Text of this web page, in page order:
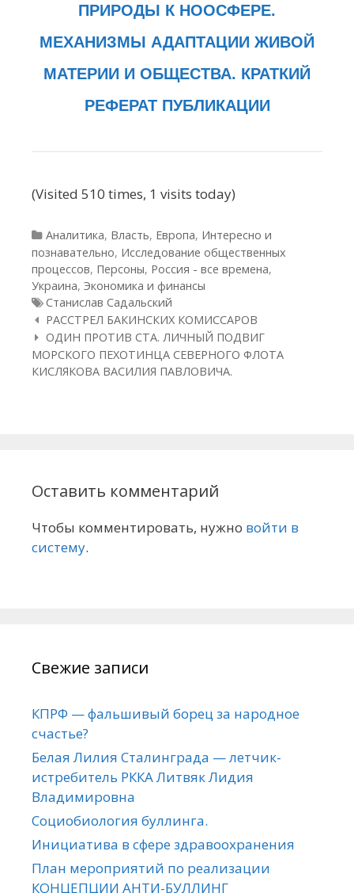
ПРИРОДЫ К НООСФЕРЕ.
МЕХАНИЗМЫ АДАПТАЦИИ ЖИВОЙ
МАТЕРИИ И ОБЩЕСТВА. КРАТКИЙ
РЕФЕРАТ ПУБЛИКАЦИИ
(Visited 510 times, 1 visits today)
Рубрики
Аналитика, Власть, Европа, Интересно и
познавательно, Исследование общественных
процессов, Персоны, Россия - все времена,
Украина, Экономика и финансы
Метки
Станислав Садальский
Навигация по статьям
РАССТРЕЛ БАКИНСКИХ КОМИССАРОВ
ОДИН ПРОТИВ СТА. ЛИЧНЫЙ ПОДВИГ
МОРСКОГО ПЕХОТИНЦА СЕВЕРНОГО ФЛОТА
КИСЛЯКОВА ВАСИЛИЯ ПАВЛОВИЧА.
Оставить комментарий
Чтобы комментировать, нужно войти в
систему.
Свежие записи
КПРФ — фальшивый борец за народное
счастье?
Белая Лилия Сталинграда — летчик-
истребитель РККА Литвяк Лидия
Владимировна
Социобиология буллинга.
Инициатива в сфере здравоохранения
План мероприятий по реализации
КОНЦЕПЦИИ АНТИ-БУЛЛИНГ